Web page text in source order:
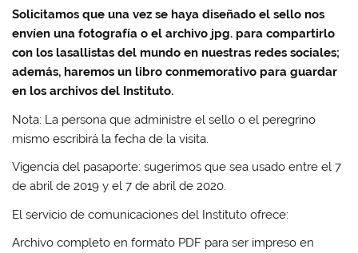
Solicitamos que una vez se haya diseñado el sello nos
envíen una fotografía o el archivo jpg. para compartirlo
con los lasallistas del mundo en nuestras redes sociales;
además, haremos un libro conmemorativo para guardar
en los archivos del Instituto.
Nota: La persona que administre el sello o el peregrino
mismo escribirá la fecha de la visita.
Vigencia del pasaporte: sugerimos que sea usado entre el 7
de abril de 2019 y el 7 de abril de 2020.
El servicio de comunicaciones del Instituto ofrece:
Archivo completo en formato PDF para ser impreso en